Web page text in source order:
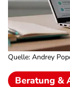
Quelle: Andrey
Beratung &